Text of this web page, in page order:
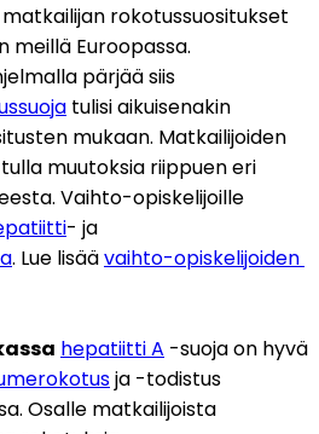
matkailijan rokotussuositukset
Euroopassa.
pärjää siis
tulisi aikuisenakin
mukaan. Matkailijoiden
muutoksia riippuen eri
Vaihto-opiskelijoille
. Lue lisää vaihto-opiskelijoiden
hepatiitti A -suoja on hyvä
ja -todistus
Osalle matkailijoista